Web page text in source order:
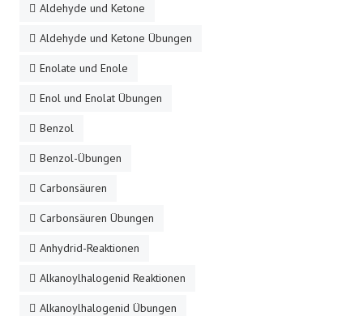
Aldehyde und Ketone
Aldehyde und Ketone Übungen
Enolate und Enole
Enol und Enolat Übungen
Benzol
Benzol-Übungen
Carbonsäuren
Carbonsäuren Übungen
Anhydrid-Reaktionen
Alkanoylhalogenid Reaktionen
Alkanoylhalogenid Übungen